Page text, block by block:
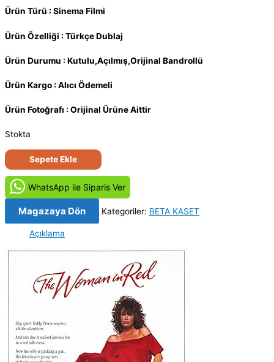
Ürün Türü : Sinema Filmi
Ürün Özelliği : Türkçe Dublaj
Ürün Durumu : Kutulu,Açılmış,Orijinal Bandrollü
Ürün Kargo : Alıcı Ödemeli
Ürün Fotoğrafı : Orijinal Ürüne Aittir
Stokta
Kırmızılı
Kadın
The
Woman
in
(1984)
Sepete Ekle
WhatsApp ile Siparis Ver
Magazaya Dön Kategoriler: BETA KASET
Açıklama